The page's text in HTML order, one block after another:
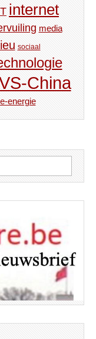
internet
media
sociaal
China
energie